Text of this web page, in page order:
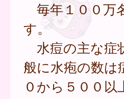
毎年１００万
す。
水痘の主な症
般に水疱の数は
０から５００以